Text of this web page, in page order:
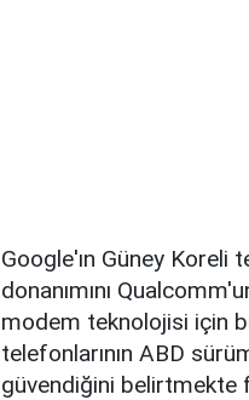
Google'ın Güney Koreli
donanımını
modem teknolojisi için
telefonlarının ABD
güvendiğini belirtmekte